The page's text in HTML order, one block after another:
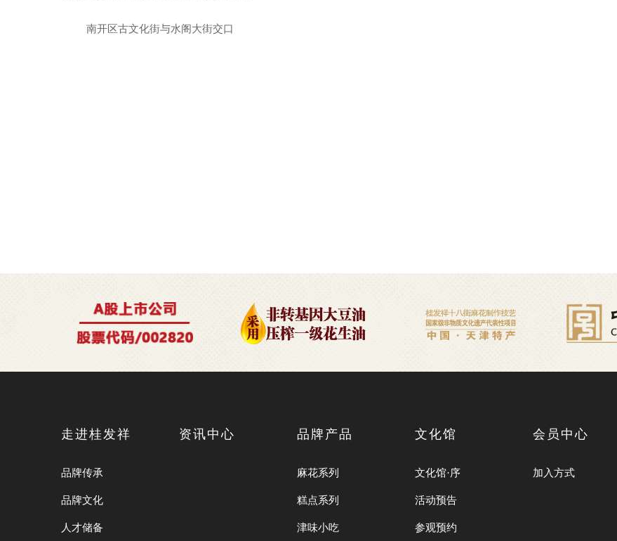
南开区古文化街与水阁大街交口
走进桂发祥
品牌传承
品牌文化
人才储备
资讯中心 品牌产品
麻花系列
糕点系列
津味小吃
文化馆
文化馆·序
活动预告
参观预约
会员中心
加入方式